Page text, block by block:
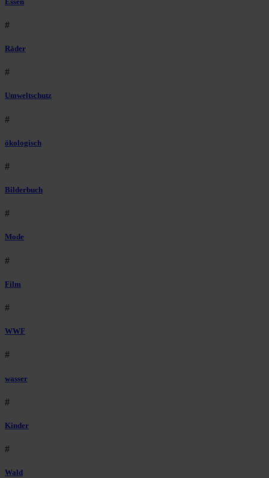
#
Räder
#
Umweltschutz
#
ökologisch
#
Bilderbuch
#
Mode
#
Film
#
WWF
#
wasser
#
Kinder
#
Wald